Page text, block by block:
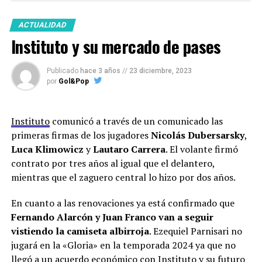
ACTUALIDAD
Instituto y su mercado de pases
Publicado hace 3 años // 23 diciembre, 2023
por Gol&Pop
Institutocomunicó a través de un comunicado las
primeras firmas de los jugadoresNicolás Dubersarsky,
Luca Klimowicz yLautaro Carrera. El volante firmó
contrato por tres años al igual que el delantero,
mientras que el zaguero central lo hizo por dos años.
En cuanto a las renovaciones ya está confirmado que
Fernando Alarcón y Juan Franco van a seguir
vistiendo la camiseta albirroja. Ezequiel Parnisari no
jugará en la «Gloria» en la temporada 2024 ya que no
llegó a un acuerdo económico con Instituto y su futuro